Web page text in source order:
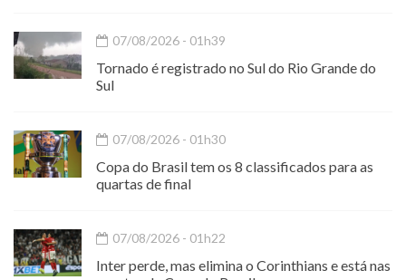
07/08/2026 - 01h39
Tornado é registrado no Sul do Rio Grande do
Sul
07/08/2026 - 01h30
Copa do Brasil tem os 8 classificados para as
quartas de final
07/08/2026 - 01h22
Inter perde, mas elimina o Corinthians e está nas